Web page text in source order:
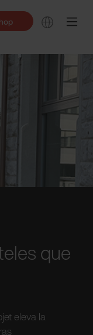
que
eleva la